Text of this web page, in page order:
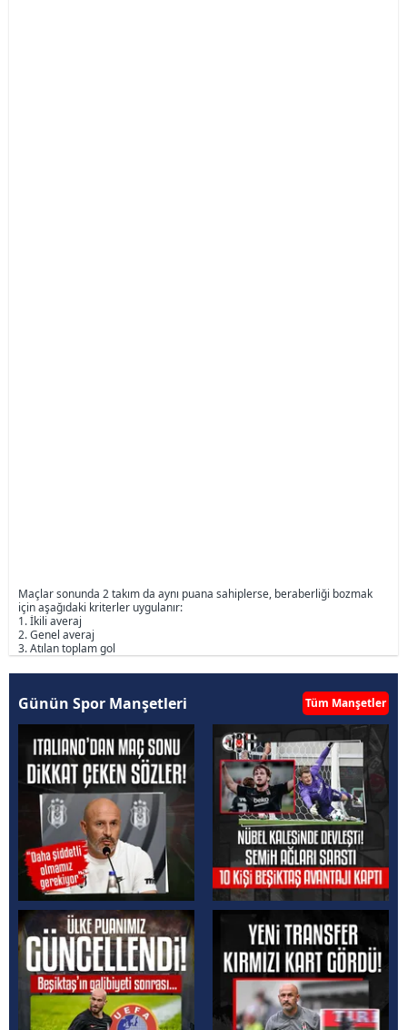
Maçlar sonunda 2 takım da aynı puana sahiplerse, beraberliği bozmak
için aşağıdaki kriterler uygulanır:
1. İkili averaj
2. Genel averaj
3. Atılan toplam gol
Günün Spor Manşetleri Tüm Manşetler